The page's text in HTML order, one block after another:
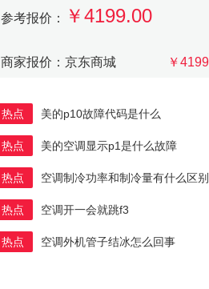
参考报价： ￥4199.00
商家报价：京东商城 ￥
热点 美的p10故障代码是什么
热点 美的空调显示p1是什么故障
热点 空调制冷功率和制冷量有什么区别
热点 空调开一会就跳f3
热点 空调外机管子结冰怎么回事